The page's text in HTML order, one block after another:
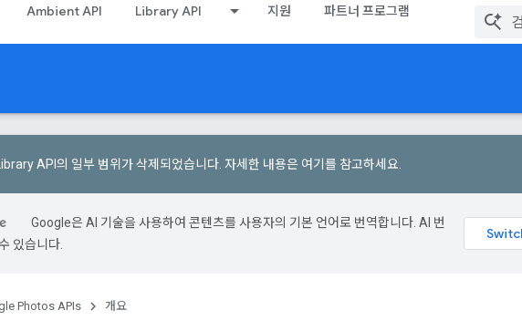
Ambient API Library API 지원 파트너 프로그램
API의 일부 범위가 삭제되었습니다. 자세한 내용은 여기를 참고하세요
Google은 AI 기술을 사용하여 콘텐츠를 사용자의 기본 언어로 번역합니다. AI 번
있습니다.
Photos APIs 개요